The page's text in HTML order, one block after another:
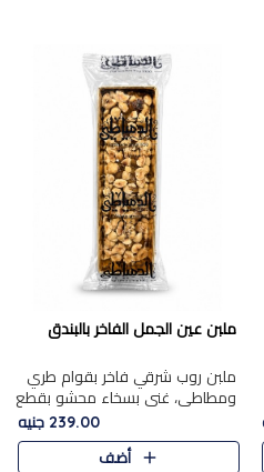
ملبن عين الجمل الفاخر بالبندق
ملبن روب شرقي فاخر بقوام طري
ومطاطي، غني بسخاء محشو بقطع
عين الجمل والبندق المحمص التي
تضيف قرمشة مميزة مُرضية
ونكهة جوزية غنية في كل
239.00 جنيه
أضف